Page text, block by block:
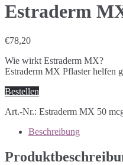
Estraderm
€78,20
Wie wirkt Estraderm MX?
Estraderm MX Pflaster helfen
Bestellen
Art.-Nr.: Estraderm MX 50
Beschreibung